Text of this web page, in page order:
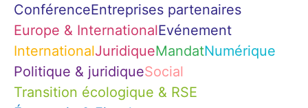
ConférenceEntreprises partenaires
Europe & InternationalEvénement
InternationalJuridiqueMandatNumérique
Politique & juridiqueSocial
Transition écologique & RSE